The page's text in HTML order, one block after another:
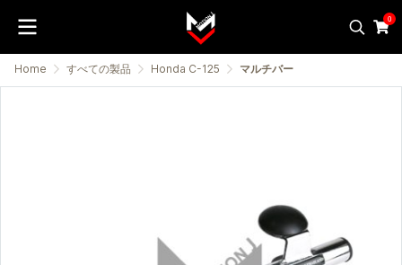
0
Home すべての製品 Honda C-125 マルチバー